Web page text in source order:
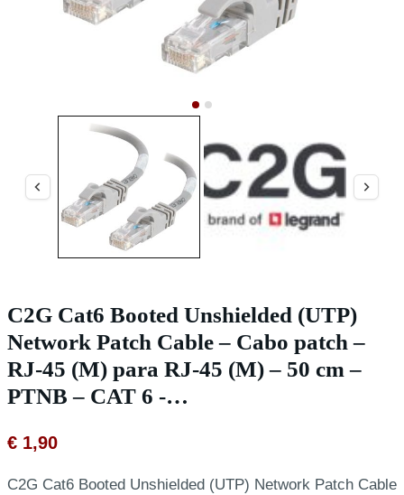
C2G Cat6 Booted Unshielded (UTP)
Network Patch Cable – Cabo patch –
RJ-45 (M) para RJ-45 (M) – 50 cm –
PTNB – CAT 6 -…
€ 1,90
C2G Cat6 Booted Unshielded (UTP) Network Patch Cable